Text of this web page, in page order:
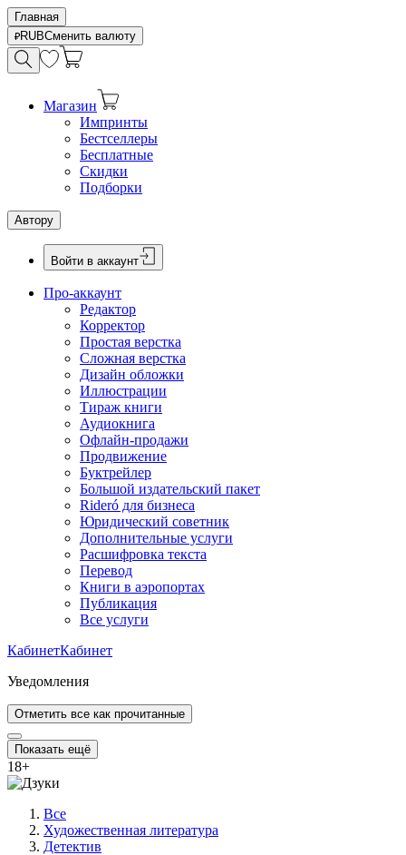
Главная
RUBСменить валюту
Магазин
Импринты
Бестселлеры
Бесплатные
Скидки
Подборки
Автору
Войти в аккаунт
Про-аккаунт
Редактор
Корректор
Простая верстка
Сложная верстка
Дизайн обложки
Иллюстрации
Тираж книги
Аудиокнига
Офлайн-продажи
Продвижение
Буктрейлер
Большой издательский пакет
Rideró для бизнеса
Юридический советник
Дополнительные услуги
Расшифровка текста
Перевод
Книги в аэропортах
Публикация
Все услуги
КабинетКабинет
Уведомления
Отметить все как прочитанные
Показать ещё
18+
Все
Художественная литература
Детектив